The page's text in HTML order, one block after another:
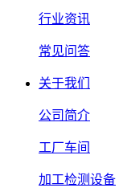
行业资讯
常见问答
关于我们
公司简介
工厂车间
加工检测设备